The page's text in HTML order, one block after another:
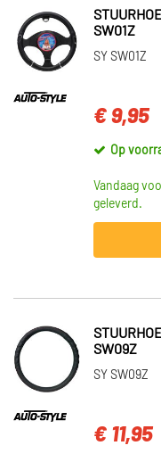
SW01Z
SY SW01Z
€ 9,95
Op
Vandaag
geleverd.
SW09Z
SY SW09Z
€ 11,95